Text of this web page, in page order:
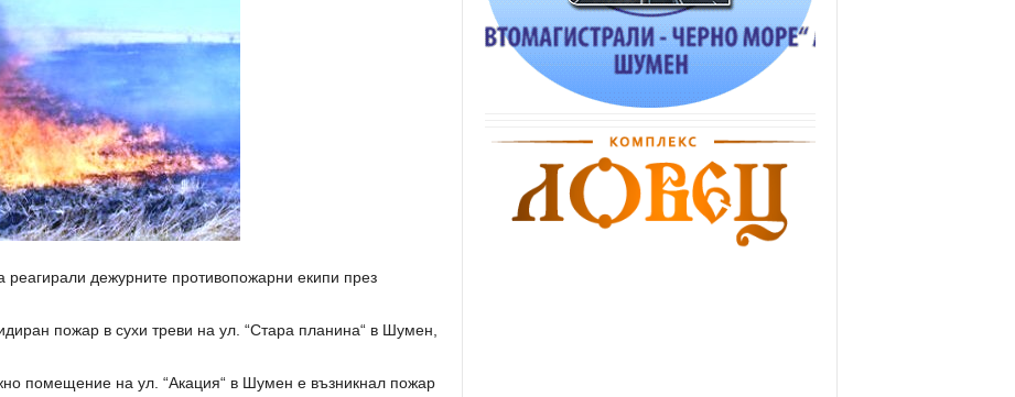
реагирали дежурните противопожарни екипи през
пожар в сухи треви на ул. “Стара планина“ в Шумен,
помещение на ул. “Акация“ в Шумен е възникнал пожар